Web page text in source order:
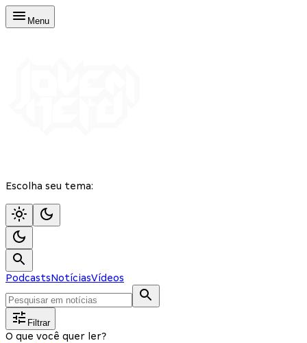
Menu
Escolha seu tema:
PodcastsNotíciasVídeos
Filtrar
O que você quer ler?